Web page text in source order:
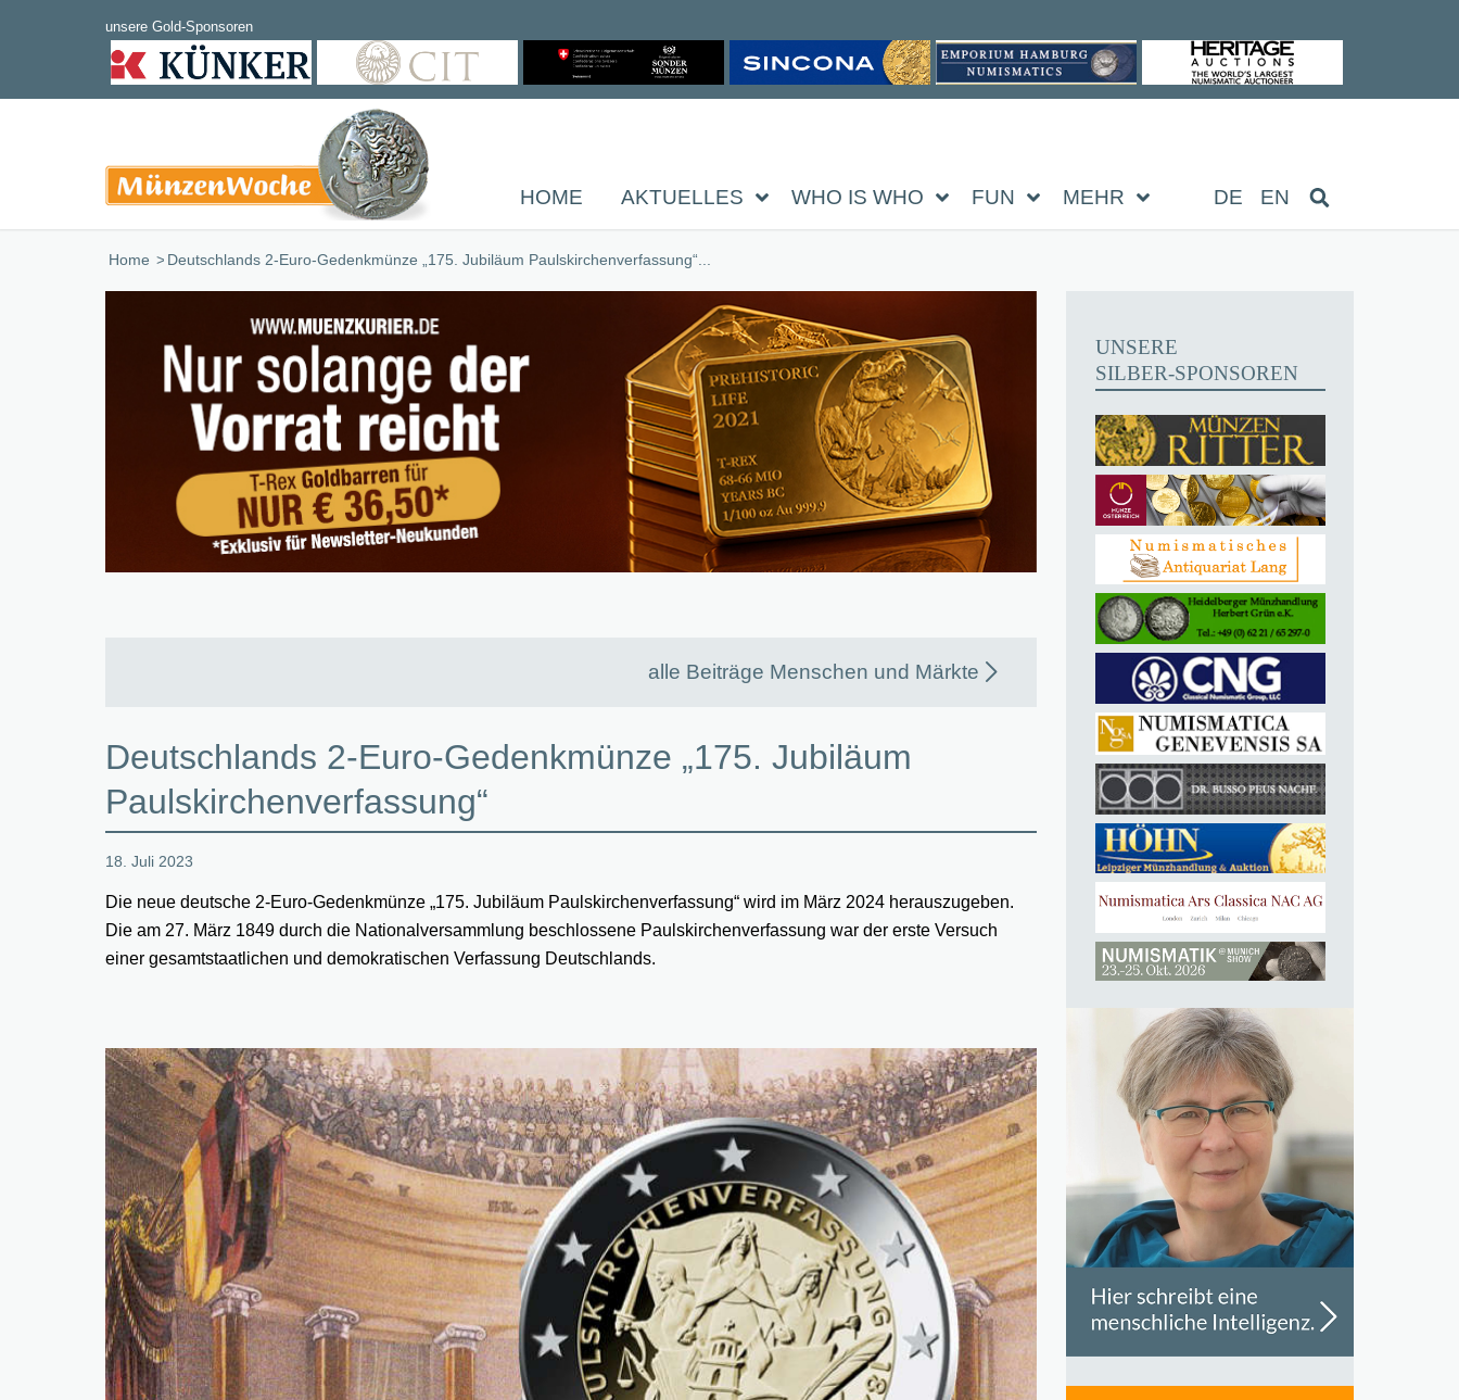
HOME AKTUELLES WHO IS WHO FUN MEHR DE EN
Home /Deutschlands 2-Euro-Gedenkmünze „175. Jubiläum Paulskirchenverfassung“...
alle Beiträge Menschen und Märkte
Deutschlands 2-Euro-Gedenkmünze „175. Jubiläum
Paulskirchenverfassung“
18. Juli 2023
Die neue deutsche 2-Euro-Gedenkmünze „175. Jubiläum Paulskirchenverfassung“ wird im März 2024 herauszugeben.
Die am 27. März 1849 durch die Nationalversammlung beschlossene Paulskirchenverfassung war der erste Versuch
einer gesamtstaatlichen und demokratischen Verfassung Deutschlands.
UNSERE
SILBER-SPONSOREN